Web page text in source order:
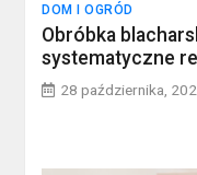
DOM I OGRÓD
Obróbka
systematyczne
28 października,